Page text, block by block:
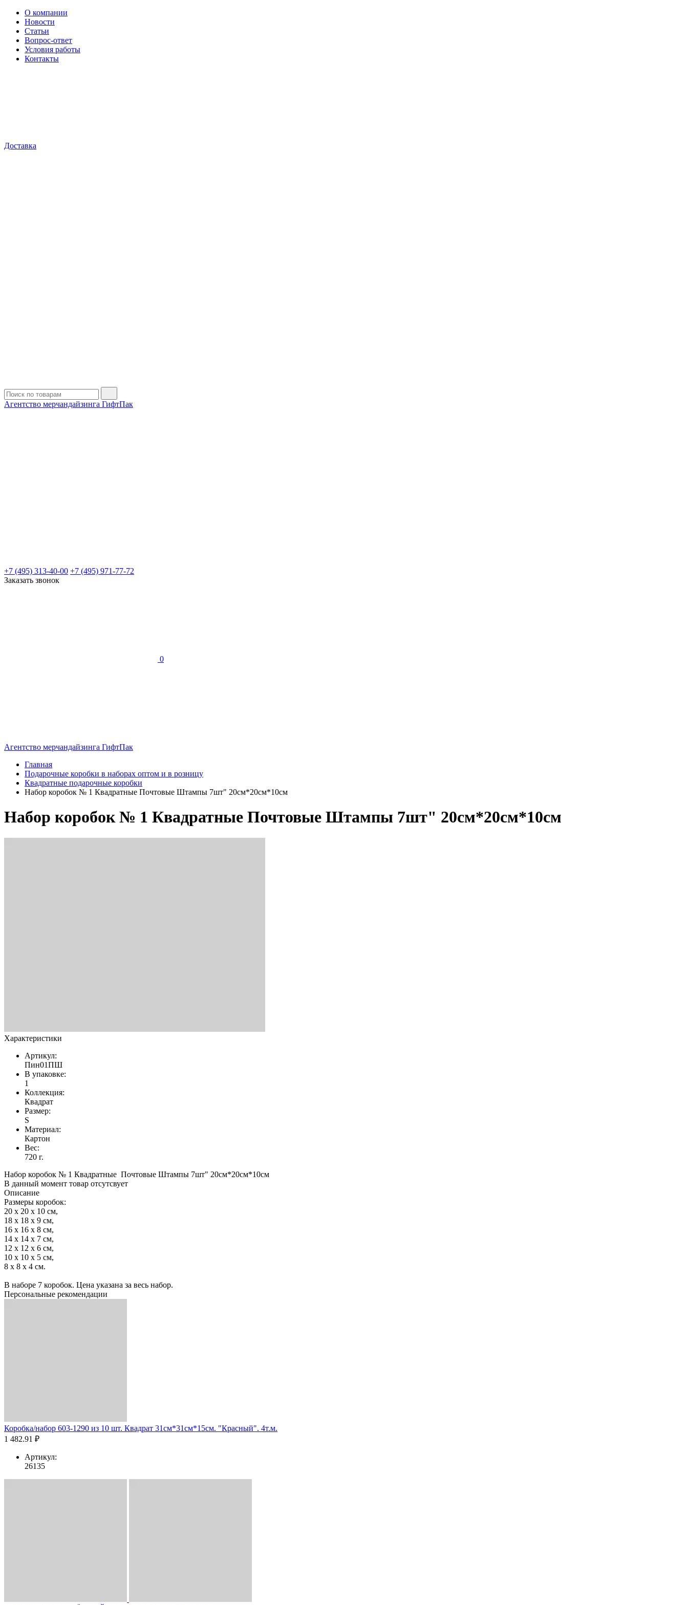
О компании
Новости
Статьи
Вопрос-ответ
Условия работы
Контакты
Доставка
Агентство мерчандайзинга ГифтПак
+7 (495) 313-40-00 +7 (495) 971-77-72
Заказать звонок
0
Агентство мерчандайзинга ГифтПак
Главная
Подарочные коробки в наборах оптом и в розницу
Квадратные подарочные коробки
Набор коробок № 1 Квадратные Почтовые Штампы 7шт" 20см*20см*10см
Набор коробок № 1 Квадратные Почтовые Штампы 7шт" 20см*20см*10см
Характеристики
Артикул:
Пин01ПШ
В упаковке:
1
Коллекция:
Квадрат
Размер:
S
Материал:
Картон
Вес:
720 г.
Набор коробок № 1 Квадратные Почтовые Штампы 7шт" 20см*20см*10см
В данный момент товар отсутсвует
Описание
Размеры коробок:
20 x 20 x 10 см,
18 х 18 х 9 см,
16 х 16 х 8 см,
14 х 14 х 7 см,
12 х 12 х 6 см,
10 х 10 х 5 см,
8 х 8 х 4 см.
В наборе 7 коробок. Цена указана за весь набор.
Персональные рекомендации
Коробка/набор 603-1290 из 10 шт. Квадрат 31см*31см*15см. "Красный". 4т.м.
1 482.91 ₽
Артикул:
26135